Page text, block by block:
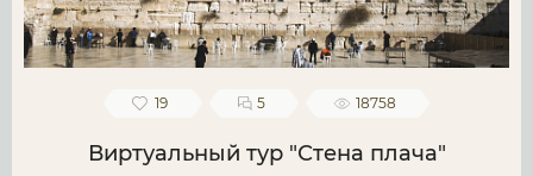
19 5 18758
Виртуальный тур "Стена плача"